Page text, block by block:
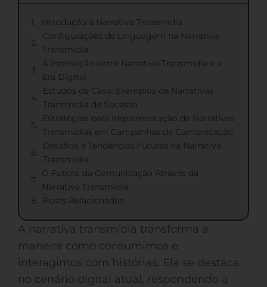
Introdução à Narrativa Transmídia
Configurações de Linguagem na Narrativa
Transmídia
A Interseção entre Narrativa Transmídia e a
Era Digital
Estudos de Caso: Exemplos de Narrativas
Transmídia de Sucesso
Estratégias para Implementação de Narrativas
Transmídias em Campanhas de Comunicação
Desafios e Tendências Futuras na Narrativa
Transmídia
O Futuro da Comunicação Através da
Narrativa Transmídia
Posts Relacionados
A narrativa transmídia transforma a
maneira como consumimos e
interagimos com histórias. Ela se destaca
no cenário digital atual, respondendo a